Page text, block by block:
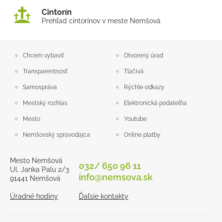
Cintorín
Prehľad cintorínov v meste Nemšová
Chcem vybaviť Otvorený úrad
Transparentnosť Tlačivá
Samospráva Rýchle odkazy
Mestský rozhlas Elektronická podateľňa
Mesto Youtube
Nemšovský spravodajca Online platby
Mesto Nemšová
Ul. Janka Palu 2/3
91441 Nemšová
Úradné hodiny
032/ 650 96 11
info@nemsova.sk
Ďaľsie kontakty